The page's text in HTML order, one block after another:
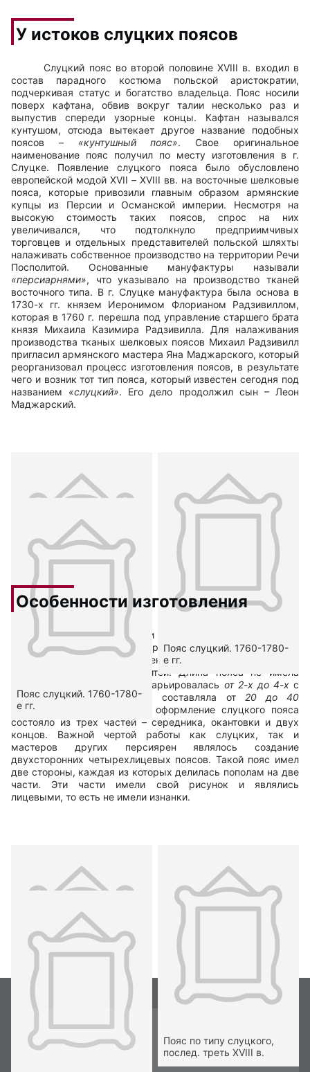
У истоков слуцких поясов
Слуцкий пояс во второй половине XVIII в. входил в
состав парадного костюма польской аристократии,
подчеркивая статус и богатство владельца. Пояс носили
поверх кафтана, обвив вокруг талии несколько раз и
выпустив спереди узорные концы. Кафтан назывался
кунтушом, отсюда вытекает другое название подобных
поясов – «кунтушный пояс». Свое оригинальное
наименование пояс получил по месту изготовления в г.
Слуцке. Появление слуцкого пояса было обусловлено
европейской модой XVII – XVIII вв. на восточные шелковые
пояса, которые привозили главным образом армянские
купцы из Персии и Османской империи. Несмотря на
высокую стоимость таких поясов, спрос на них
увеличивался, что подтолкнуло предприимчивых
торговцев и отдельных представителей польской шляхты
налаживать собственное производство на территории Речи
Посполитой. Основанные мануфактуры называли
«персиарнями», что указывало на производство тканей
восточного типа. В г. Слуцке мануфактура была основа в
1730-х гг. князем Иеронимом Флорианом Радзивиллом,
которая в 1760 г. перешла под управление старшего брата
князя Михаила Казимира Радзивилла. Для налаживания
производства тканых шелковых поясов Михаил Радзивилл
пригласил армянского мастера Яна Маджарского, который
реорганизовал процесс изготовления поясов, в результате
чего и возник тот тип пояса, который известен сегодня под
названием «слуцкий». Его дело продолжил сын – Леон
Маджарский.
Пояс слуцкий. 1760-1780-
е гг.
Пояс слуцкий. 1760-1780-
е гг.
Пояс слуцкий. 1760-1780-
е гг.
Особенности изготовления
Слуцкие пояса изготавливали на ручных ткацких станах из
шелковых или золотных и серебряных нитей. Кроме этого,
неотъемлемым элементом декора стала бахрома также из
шелковых или золотных нитей. Длина пояса не имела
определенных размеров и варьировалась от 2-х до 4-хс
половиной метров, ширина составляла от 20 до 40
сантиметров.
Декоративное оформление слуцкого пояса
состояло из трех частей – середника, окантовки и двух
концов. Важной чертой работы как слуцких, так и
мастеров других персиярен являлось создание
двухсторонних четырехлицевых поясов. Такой пояс имел
две стороны, каждая из которых делилась пополам на две
части. Эти части имели свой рисунок и являлись
лицевыми, то есть не имели изнанки.
Пояс слуцкий. 1790-1800-
е гг.
Пояс по типу слуцкого,
послед. треть XVIII в.